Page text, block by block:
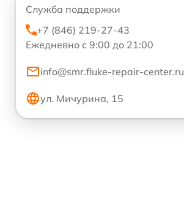
Служба поддержки
+7 (846) 219-27-43
Ежедневно с 9:00 до 21:00
info@smr.fluke-repair-center.ru
ул. Мичурина, 15